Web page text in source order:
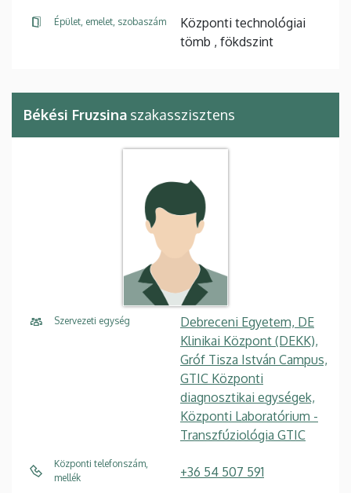
Épület, emelet, szobaszám
Központi technológiai
tömb , fökdszint
Békési Fruzsina szakasszisztens
Szervezeti egység
Debreceni Egyetem, DE
Klinikai Központ (DEKK),
Gróf Tisza István Campus,
GTIC Központi
diagnosztikai egységek,
Központi Laboratórium -
Transzfúziológia GTIC
Központi telefonszám,
mellék
+36 54 507 591